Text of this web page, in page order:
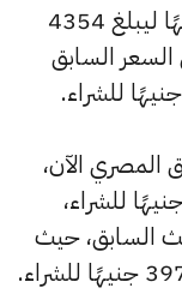
شهد سعر عيار 24 تراجعًا بقيمة 6 جنيهًا ليبلغ 4354
،عن السعر السابق
بالسوق المصري الآن،
بلغ 3991 جنيهًا للبيع و3970 جنيهًا للشراء،
السابق، حيث